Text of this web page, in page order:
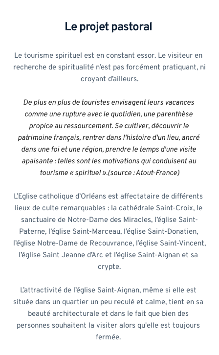
Le projet pastoral
Le tourisme spirituel est en constant essor. Le visiteur en
recherche de spiritualité n’est pas forcément pratiquant, ni
croyant d’ailleurs.
De plus en plus de touristes envisagent leurs vacances
comme une rupture avec le quotidien, une parenthèse
propice au ressourcement. Se cultiver, découvrir le
patrimoine français, rentrer dans l'histoire d'un lieu, ancré
dans une foi et une région, prendre le temps d'une visite
apaisante : telles sont les motivations qui conduisent au
tourisme « spirituel ».(source : Atout-France)
L’Eglise catholique d’Orléans est affectataire de différents
lieux de culte remarquables : la cathédrale Saint-Croix, le
sanctuaire de Notre-Dame des Miracles, l’église Saint-
Paterne, l’église Saint-Marceau, l’église Saint-Donatien,
l’église Notre-Dame de Recouvrance, l’église Saint-Vincent,
l’église Saint Jeanne d’Arc et l’église Saint-Aignan et sa
crypte.
L’attractivité de l’église Saint-Aignan, même si elle est
située dans un quartier un peu reculé et calme, tient en sa
beauté architecturale et dans le fait que bien des
personnes souhaitent la visiter alors qu'elle est toujours
fermée.